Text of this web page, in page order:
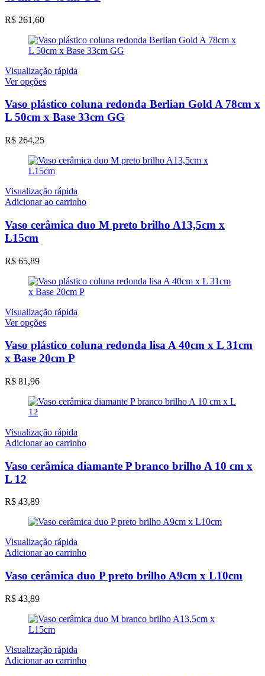
variantes.
podem
ser
escolhidas
na
página
do
produto
R$ 261,60
Visualização rápida
Ver opçõesEste
tem
várias
variantes.
podem
ser
escolhidas
na
página
do
produto
Vaso plástico coluna redonda Berlian Gold A 78cm x
L 50cm x Base 33cm GG
R$ 264,25
Visualização rápida
Adicionar ao carrinho
Vaso cerâmica duo M preto brilho A13,5cm x
L15cm
R$ 65,89
Visualização rápida
Ver opçõesEste
tem
várias
variantes.
podem
ser
na
página
do
produto
Vaso plástico coluna redonda lisa A 40cm x L 31cm
x Base 20cm P
R$ 81,96
Visualização rápida
Adicionar ao carrinho
Vaso cerâmica diamante P branco brilho A 10 cm x
L 12
R$ 43,89
Visualização rápida
Adicionar ao carrinho
Vaso cerâmica duo P preto brilho A9cm x L10cm
R$ 43,89
Visualização rápida
Adicionar ao carrinho